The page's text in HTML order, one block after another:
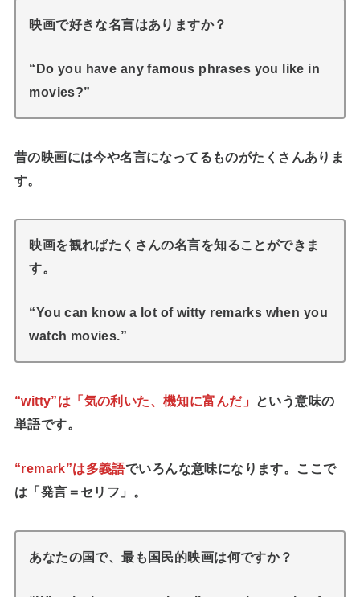
映画で好きな名言はありますか？
“Do you have any famous phrases you like in
movies?”
昔の映画には今や名言になってるものがたくさんありま
す。
映画を観ればたくさんの名言を知ることができま
す。
“You can know a lot of witty remarks when you
watch movies.”
“witty”は「気の利いた、機知に富んだ」
という意味の
単語です。
“remark”は多義語でいろんな意味になります。ここで
は「発言＝セリフ」。
あなたの国で、最も国民的映画は何ですか？